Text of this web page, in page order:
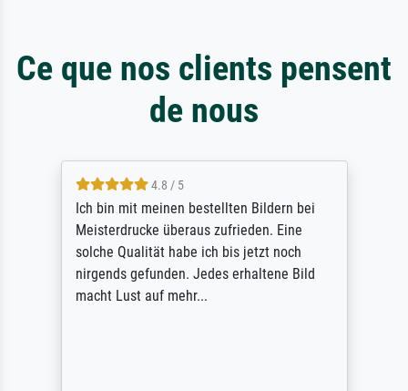
Ce que nos clients pensent
de nous
4.8 / 5
Ich bin mit meinen bestellten Bildern bei
Meisterdrucke überaus zufrieden. Eine
solche Qualität habe ich bis jetzt noch
nirgends gefunden. Jedes erhaltene Bild
macht Lust auf mehr...